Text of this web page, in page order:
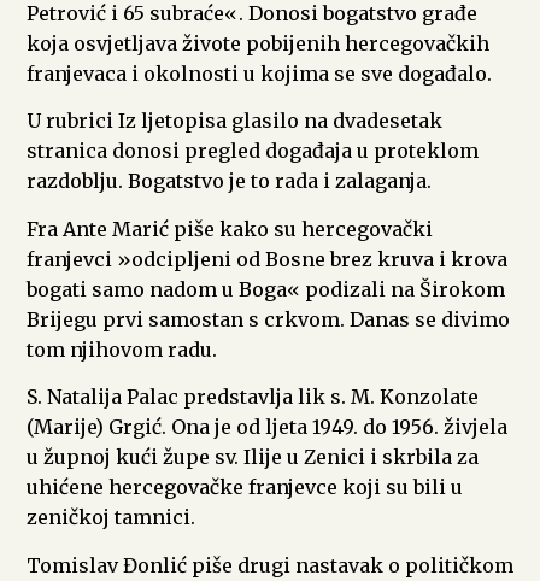
Petrović i 65 subraće«. Donosi bogatstvo građe
koja osvjetljava živote pobijenih hercegovačkih
franjevaca i okolnosti u kojima se sve događalo.
U rubrici Iz ljetopisa glasilo na dvadesetak
stranica donosi pregled događaja u proteklom
razdoblju. Bogatstvo je to rada i zalaganja.
Fra Ante Marić piše kako su hercegovački
franjevci »odcipljeni od Bosne brez kruva i krova
bogati samo nadom u Boga« podizali na Širokom
Brijegu prvi samostan s crkvom. Danas se divimo
tom njihovom radu.
S. Natalija Palac predstavlja lik s. M. Konzolate
(Marije) Grgić. Ona je od ljeta 1949. do 1956. živjela
u župnoj kući župe sv. Ilije u Zenici i skrbila za
uhićene hercegovačke franjevce koji su bili u
zeničkoj tamnici.
Tomislav Đonlić piše drugi nastavak o političkom